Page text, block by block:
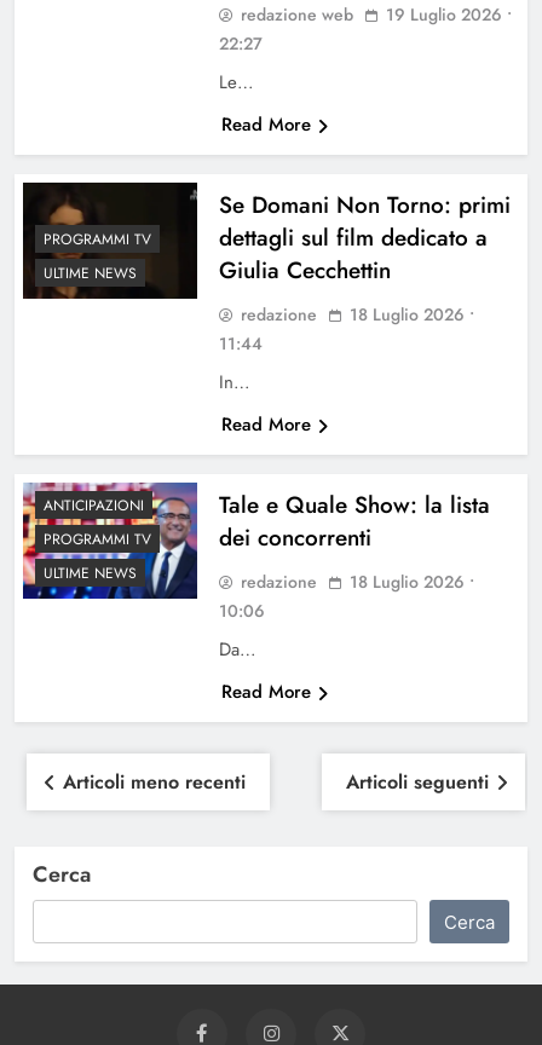
redazione web
19 Luglio 2026 •
22:27
Le…
Read More
PROGRAMMI TV
ULTIME NEWS
Se Domani Non Torno: primi
dettagli sul film dedicato a
Giulia Cecchettin
redazione
18 Luglio 2026 •
11:44
In…
Read More
ANTICIPAZIONI
PROGRAMMI TV
ULTIME NEWS
Tale e Quale Show: la lista
dei concorrenti
redazione
18 Luglio 2026 •
10:06
Da…
Read More
Navigazione
articoli
Articoli meno recenti Articoli seguenti
Cerca
Cerca